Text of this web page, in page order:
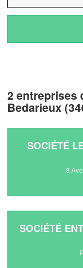
2 entreprises
Bedarieux
SOCIÉTÉ
8
SOCIÉTÉ
vos